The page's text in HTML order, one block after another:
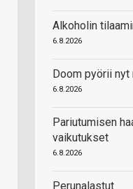
Alkoholin
6.8.2026
Doom pyörii
6.8.2026
Pariutumisen
vaikutukset
6.8.2026
Perunalastut